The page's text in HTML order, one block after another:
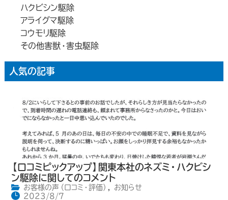
ハクビシン駆除
アライグマ駆除
コウモリ駆除
その他害獣・害虫駆除
人気の記事
【口コミピックアップ】関東本社のネズミ・ハクビシ
ン駆除に関してのコメント
お客様の声（口コミ・評価） ,
お知らせ
2023/8/7